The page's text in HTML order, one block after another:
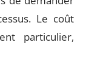
Le coût
particulier,